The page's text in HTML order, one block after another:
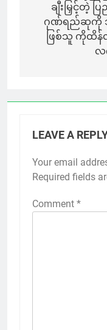
ချီးမြှင့်တဲ့ ပ
ဂုဏ်ရည်ဆုကို
ဖြစ်သူ ကိုထိန်
လ
LEAVE A
Your email
Required fields
Comment *